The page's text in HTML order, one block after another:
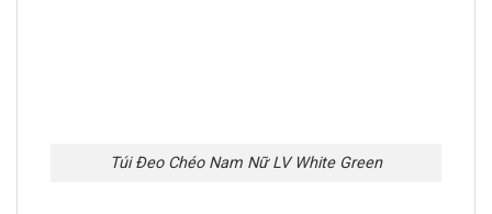
Túi Đeo Chéo Nam Nữ LV White Green